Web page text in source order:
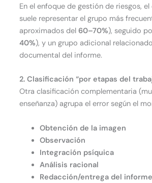
En el enfoque de gestión de riesgos,
suele representar el grupo más
aproximados del60–70%), seguido
40%), y un grupo adicional
documental del informe.
2. Clasificación “por etapas del
Otra clasificación complementaria
enseñanza) agrupa el error según el
Obtención de la imagen
Observación
Integración psíquica
Análisis racional
Redacción/entrega del informe